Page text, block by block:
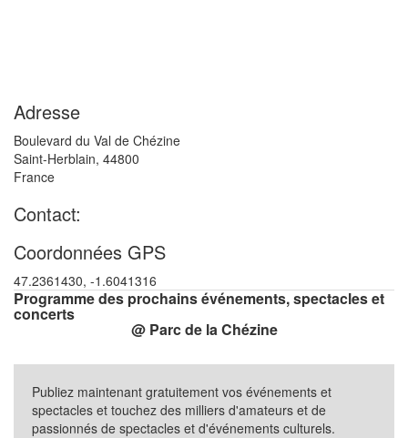
Adresse
Boulevard du Val de Chézine
Saint-Herblain, 44800
France
Contact:
Coordonnées GPS
47.2361430, -1.6041316
Programme des prochains événements, spectacles et
concerts
@ Parc de la Chézine
Publiez maintenant gratuitement vos événements et
spectacles et touchez des milliers d'amateurs et de
passionnés de spectacles et d'événements culturels.